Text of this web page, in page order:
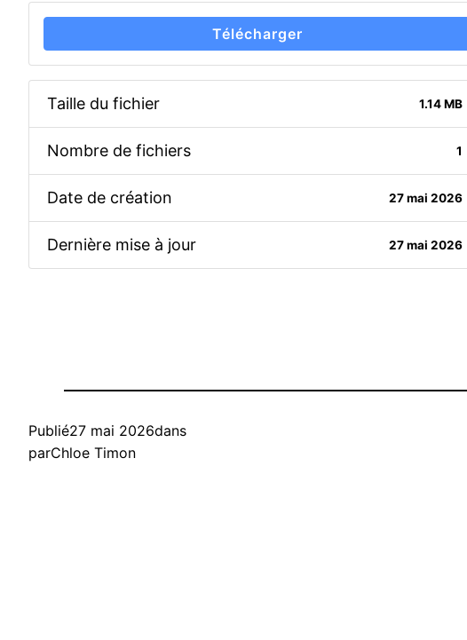
Télécharger
Taille du fichier 1.14 MB
Nombre de fichiers 1
Date de création 27 mai 2026
Dernière mise à jour 27 mai 2026
Publié27 mai 2026dans
parChloe Timon